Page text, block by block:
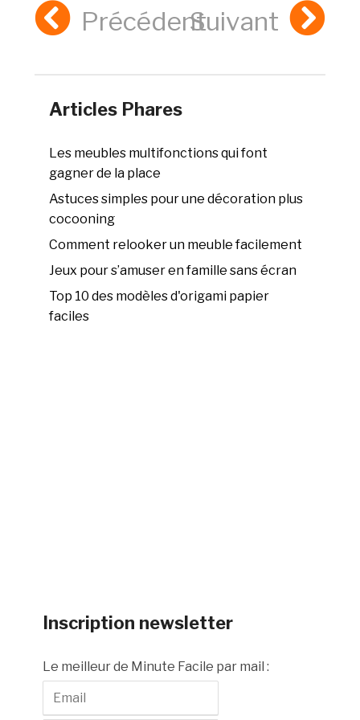
PrécédentSuivant
Articles Phares
Les meubles multifonctions qui font
gagner de la place
Astuces simples pour une décoration plus
cocooning
Comment relooker un meuble facilement
Jeux pour s’amuser en famille sans écran
Top 10 des modèles d'origami papier
faciles
Inscription newsletter
Le meilleur de Minute Facile par mail :